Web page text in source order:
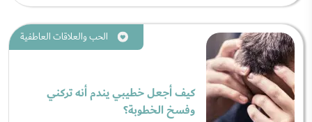
الحب والعلاقات العاطفية
كيف أجعل خطيبي يندم أنه تركني
وفسخ الخطوبة؟